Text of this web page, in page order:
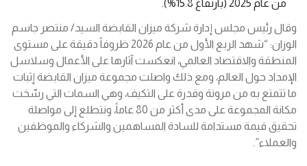
من عام 2025 (بارتفاع 15.8%).
وقال رئيس مجلس إدارة شركة ميزان القابضة السيد/ منتصر جاسم
الوزان: “شهد الربع الأول من عام 2026 ظروفاً دقيقة على مستوى
المنطقة والاقتصاد العالمي، انعكست آثارها على الأعمال وسلاسل
الإمداد حول العالم، ومع ذلك واصلت مجموعة ميزان القابضة إثبات
ما تتمتع به من مرونة وقدرة على التكيف، وهي السمات التي رسّخت
مكانة المجموعة على مدى أكثر من 80 عاماً، ونتطلع إلى مواصلة
تحقيق قيمة مستدامة للسادة المساهمين والشركاء والموظفين
والعملاء”.